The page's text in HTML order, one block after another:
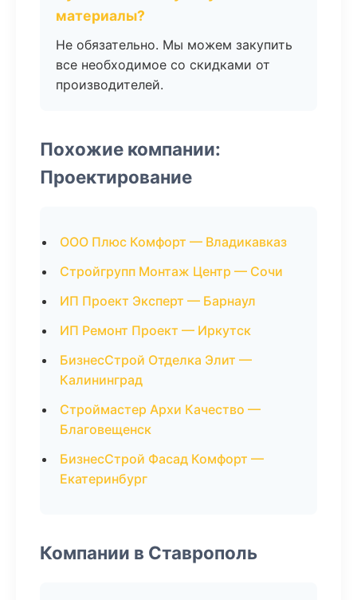
материалы?
Не обязательно. Мы можем закупить
все необходимое со скидками от
производителей.
Похожие компании:
Проектирование
ООО Плюс Комфорт — Владикавказ
Стройгрупп Монтаж Центр — Сочи
ИП Проект Эксперт — Барнаул
ИП Ремонт Проект — Иркутск
БизнесСтрой Отделка Элит —
Калининград
Строймастер Архи Качество —
Благовещенск
БизнесСтрой Фасад Комфорт —
Екатеринбург
Компании в Ставрополь